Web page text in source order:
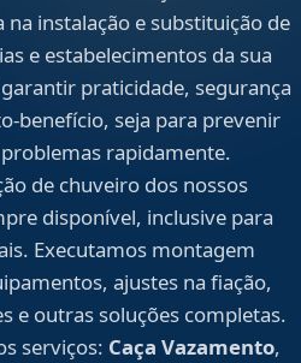
instalação e substituição de
e estabelecimentos da sua
praticidade, segurança
benefício, seja para prevenir
rapidamente.
de chuveiro dos nossos
disponível, inclusive para
Executamos montagem
ajustes na fiação,
e outras soluções completas.
serviços: Caça Vazamento,